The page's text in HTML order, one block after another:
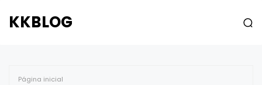
KKBLOG
Página inicial